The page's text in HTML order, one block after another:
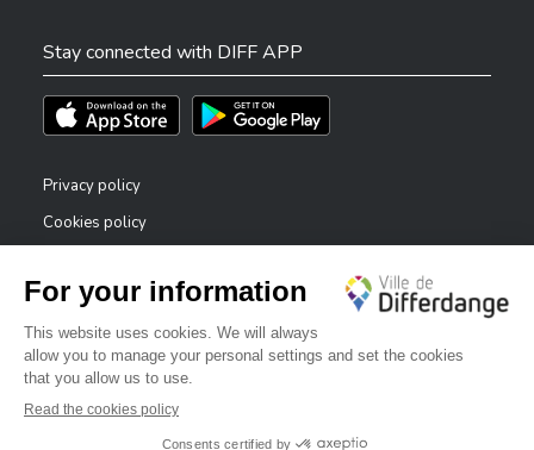
Stay connected with DIFF APP
Téléchargez l'app sur l'App StoreTéléchargez l'app sur Play Store
Privacy policy
Cookies policy
Accessibility statement
Reporting system — whistleblowers
✕
Bonjour, comment puis-je vous aider ?